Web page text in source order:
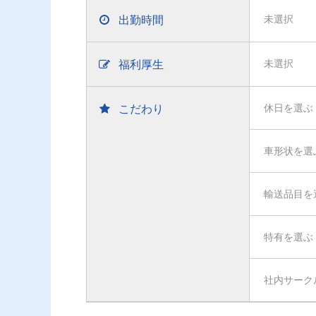
出勤時間 未選択
福利厚生 未選択
こだわり 休日を選ぶ
車形状を選
輸送品目を
特有を選ぶ
社内サーク